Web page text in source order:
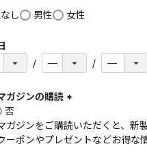
)
し
男性 女性
ガジンの購読
必
須
否
ガジンをご購読いただくと、新
ーポンやプレゼントなどお得な